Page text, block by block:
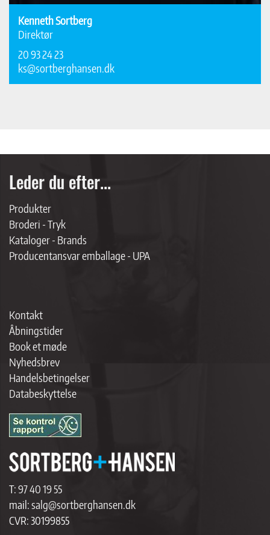
Kenneth Sortberg
Direktør
20 93 24 23
ks@sortberghansen.dk
Leder du efter...
Produkter
Broderi - Tryk
Kataloger - Brands
Producentansvar emballage - UPA
Kontakt
Åbningstider
Book et møde
Nyhedsbrev
Handelsbetingelser
Databeskyttelse
T:97 40 19 55
mail:salg@sortberghansen.dk
CVR: 30199855